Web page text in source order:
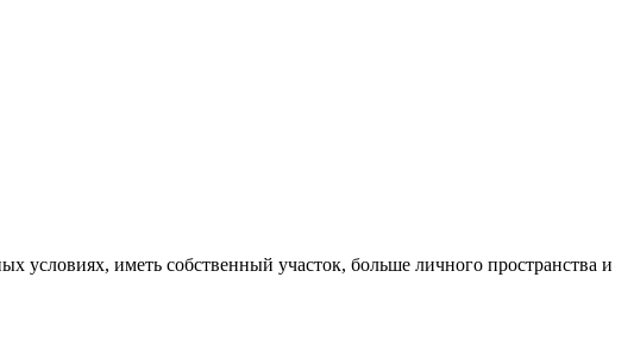
условиях, иметь собственный участок, больше личного пространства и